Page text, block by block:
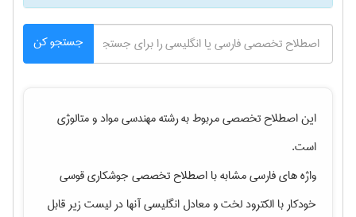
جستجو کن
این اصطلاح تخصصی مربوط به رشتهمهندسی مواد و متالوژی
است.
واژه های فارسی مشابه با اصطلاح تخصصیجوشکاری قوسی
خودکار با الکترود لختو معادل انگلیسی آنها در لیست زیر قابل